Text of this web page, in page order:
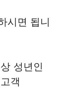
시면 됩니
성년인
객